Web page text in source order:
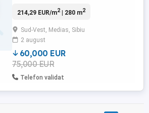
trifazic,birou,baie,apa de la retea,gaz
din tigla tabla
214,29 EUR/m2| 280 m2
Sud-Vest, Medias, Sibiu
2 august
60,000 EUR
75,000 EUR
Telefon validat